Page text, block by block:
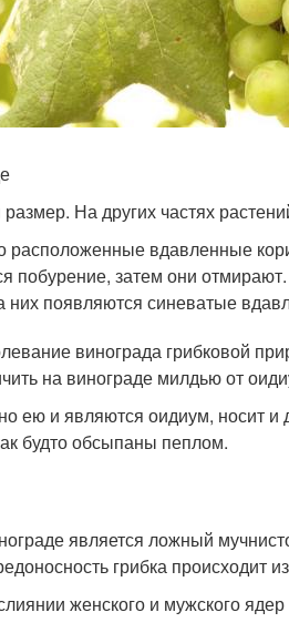
На других частях
расположенные вдавленные
побурение, затем они отмирают.
них появляются синеватые
винограда грибковой
на винограде милдью от
ею и являются оидиум, носит
будто обсыпаны пеплом.
является ложный
грибка происходит
женского и мужского